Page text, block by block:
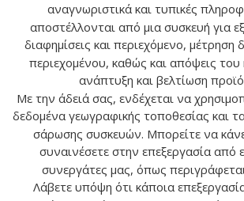
Agrimony
Ο ΛΟΓΑΡΙΑΣΜΟΣ ΜΟΥ
αναγνωριστικά και τυπικές
αποστέλλονται από μια συσκευή για
διαφημίσεις και περιεχόμενο, μέτρηση
περιεχομένου, καθώς και απόψεις του
ανάπτυξη και βελτίωση
Με την άδειά σας, ενδέχεται να
δεδομένα γεωγραφικής τοποθεσίας και
σάρωσης συσκευών. Μπορείτε να
συναινέσετε στην επεξεργασία από
συνεργάτες μας, όπως
Λάβετε υπόψη ότι κάποια